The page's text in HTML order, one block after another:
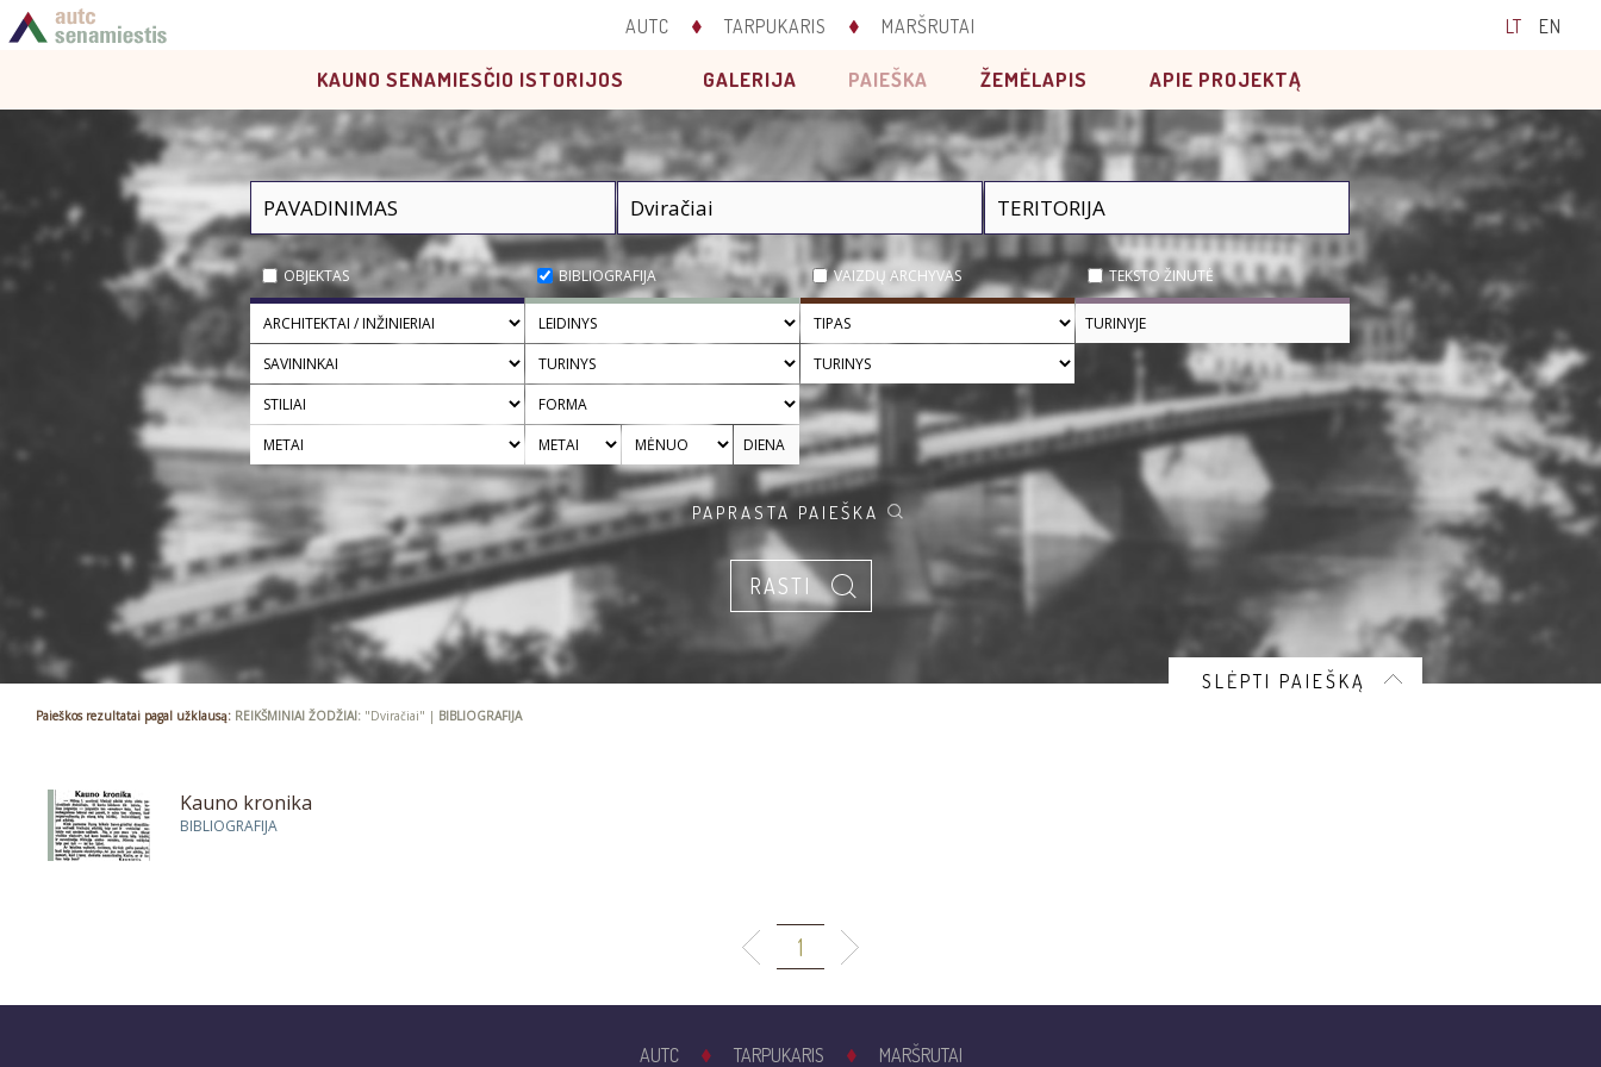
LT EN
AUTC TARPUKARIS MARŠRUTAI
KAUNO SENAMIESČIO ISTORIJOS GALERIJA PAIEŠKA ŽEMĖLAPIS APIE PROJEKTĄ
OBJEKTAS BIBLIOGRAFIJA VAIZDŲ ARCHYVAS TEKSTO ŽINUTĖ
PAPRASTA PAIEŠKA
SLĖPTI PAIEŠKĄ
Paieškos rezultatai pagal užklausą: REIKŠMINIAI ŽODŽIAI: "Dviračiai" | BIBLIOGRAFIJA
Kauno kronika
BIBLIOGRAFIJA
1
AUTC TARPUKARIS MARŠRUTAI